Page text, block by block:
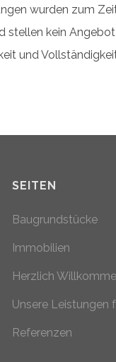
wurden zum
stellen kein Angebot
und
SEITEN
Baugrundstücke
Immobilien
Herzlich
Unsere Leistungen
Referenzen